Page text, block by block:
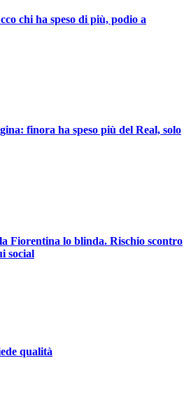
chi ha speso di più, podio a
finora ha speso più del Real, solo
Fiorentina lo blinda. Rischio scontro
social
qualità